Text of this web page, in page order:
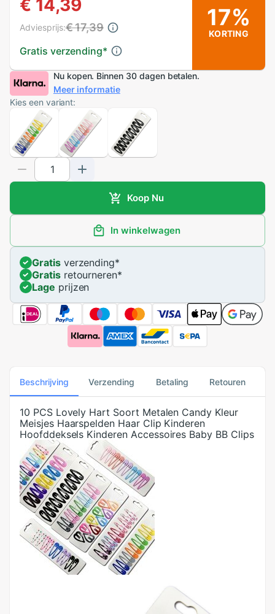
€ 14,39
Gratis verzending*
Adviesprijs:€ 17,39 17%
KORTING
Nu kopen. Binnen 30 dagen betalen.
Meer informatie
Kies een variant:
Koop Nu
In winkelwagen
Gratisverzending*
Gratisretourneren*
Lage prijzen
Beschrijving Verzending Betaling Retouren
10 PCS Lovely Hart Soort Metalen Candy Kleur
Meisjes Haarspelden Haar Clip Kinderen
Hoofddeksels Kinderen Accessoires Baby BB Clips